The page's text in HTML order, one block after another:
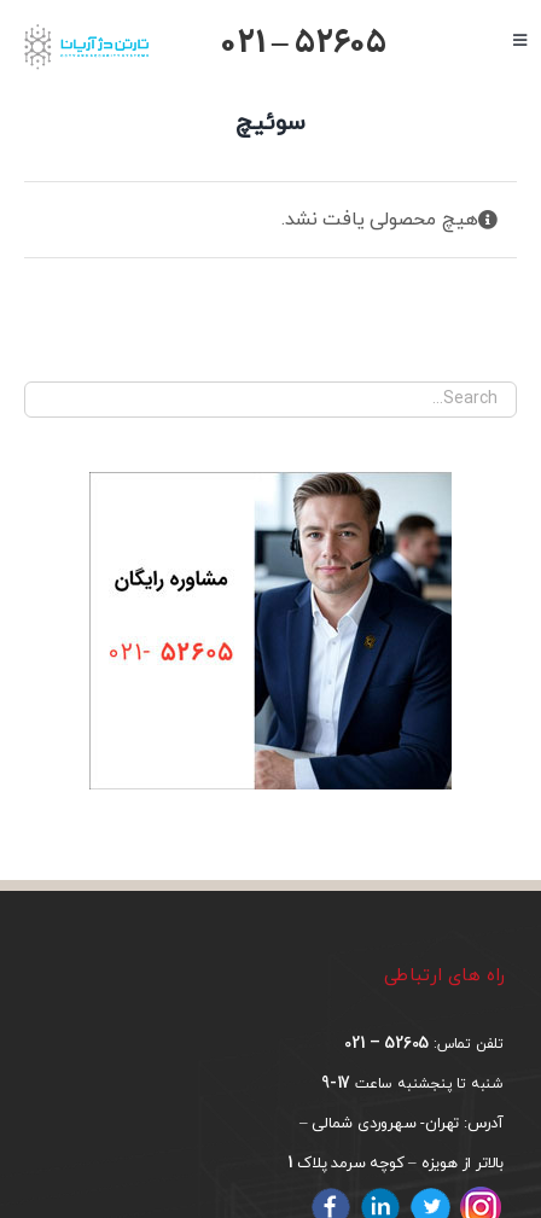
to
Toggle
یالینک
میکروتیک
تیاندی
021 – 52605
سوئیچ
هیچ محصولی یافت نشد.
راه های ارتباطی
تلفن تماس: 52605 – 021
شنبه تا پنجشنبه ساعت 17-9
آدرس: تهران- سهروردی شمالی –
بالاتر از هویزه – کوچه سرمد پلاک 1